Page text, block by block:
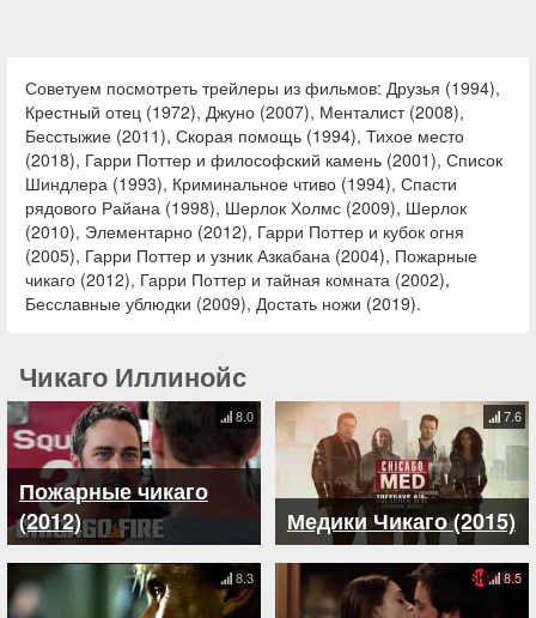
Советуем посмотреть трейлеры из фильмов: Друзья (1994),
Крестный отец (1972), Джуно (2007), Менталист (2008),
Бесстыжие (2011), Скорая помощь (1994), Тихое место
(2018), Гарри Поттер и философский камень (2001), Список
Шиндлера (1993), Криминальное чтиво (1994), Спасти
рядового Райана (1998), Шерлок Холмс (2009), Шерлок
(2010), Элементарно (2012), Гарри Поттер и кубок огня
(2005), Гарри Поттер и узник Азкабана (2004), Пожарные
чикаго (2012), Гарри Поттер и тайная комната (2002),
Бесславные ублюдки (2009), Достать ножи (2019).
Чикаго Иллинойс
Пожарные чикаго
(2012)
8.0
Медики Чикаго (2015)
7.6
8.3 8.5